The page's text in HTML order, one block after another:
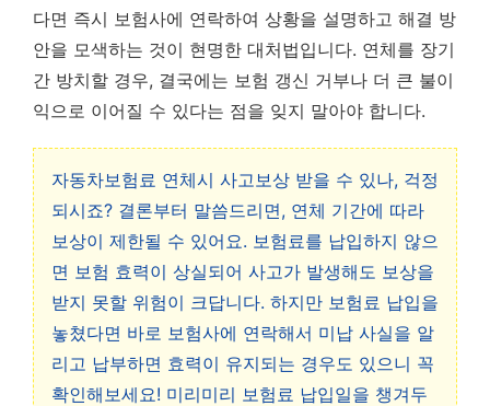
다면 즉시 보험사에 연락하여 상황을 설명하고 해결 방
안을 모색하는 것이 현명한 대처법입니다. 연체를 장기
간 방치할 경우, 결국에는 보험 갱신 거부나 더 큰 불이
익으로 이어질 수 있다는 점을 잊지 말아야 합니다.
자동차보험료 연체시 사고보상 받을 수 있나, 걱정
되시죠? 결론부터 말씀드리면, 연체 기간에 따라
보상이 제한될 수 있어요. 보험료를 납입하지 않으
면 보험 효력이 상실되어 사고가 발생해도 보상을
받지 못할 위험이 크답니다. 하지만 보험료 납입을
놓쳤다면 바로 보험사에 연락해서 미납 사실을 알
리고 납부하면 효력이 유지되는 경우도 있으니 꼭
확인해보세요! 미리미리 보험료 납입일을 챙겨두